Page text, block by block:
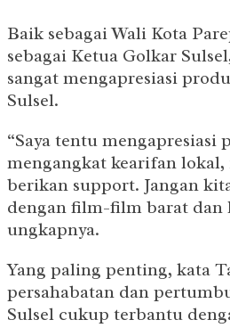
Baik sebagai Wali Kota
sebagai Ketua Golkar
sangat mengapresiasi
Sulsel.
“Saya tentu mengapresiasi
mengangkat kearifan
berikan support. Jangan
dengan film-film barat dan
ungkapnya.
Yang paling penting, kata
persahabatan dan
Sulsel cukup terbantu